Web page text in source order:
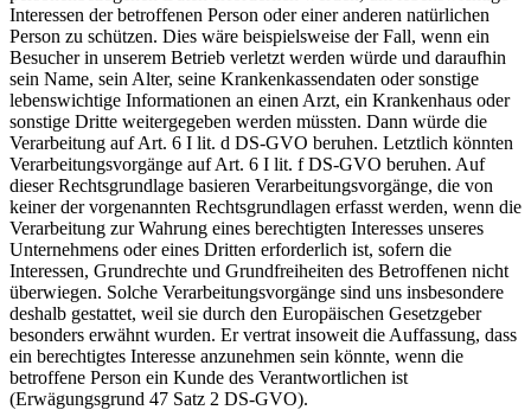
Interessen der betroffenen Person oder einer anderen natürlichen
Person zu schützen. Dies wäre beispielsweise der Fall, wenn ein
Besucher in unserem Betrieb verletzt werden würde und daraufhin
sein Name, sein Alter, seine Krankenkassendaten oder sonstige
lebenswichtige Informationen an einen Arzt, ein Krankenhaus oder
sonstige Dritte weitergegeben werden müssten. Dann würde die
Verarbeitung auf Art. 6 I lit. d DS-GVO beruhen. Letztlich könnten
Verarbeitungsvorgänge auf Art. 6 I lit. f DS-GVO beruhen. Auf
dieser Rechtsgrundlage basieren Verarbeitungsvorgänge, die von
keiner der vorgenannten Rechtsgrundlagen erfasst werden, wenn die
Verarbeitung zur Wahrung eines berechtigten Interesses unseres
Unternehmens oder eines Dritten erforderlich ist, sofern die
Interessen, Grundrechte und Grundfreiheiten des Betroffenen nicht
überwiegen. Solche Verarbeitungsvorgänge sind uns insbesondere
deshalb gestattet, weil sie durch den Europäischen Gesetzgeber
besonders erwähnt wurden. Er vertrat insoweit die Auffassung, dass
ein berechtigtes Interesse anzunehmen sein könnte, wenn die
betroffene Person ein Kunde des Verantwortlichen ist
(Erwägungsgrund 47 Satz 2 DS-GVO).